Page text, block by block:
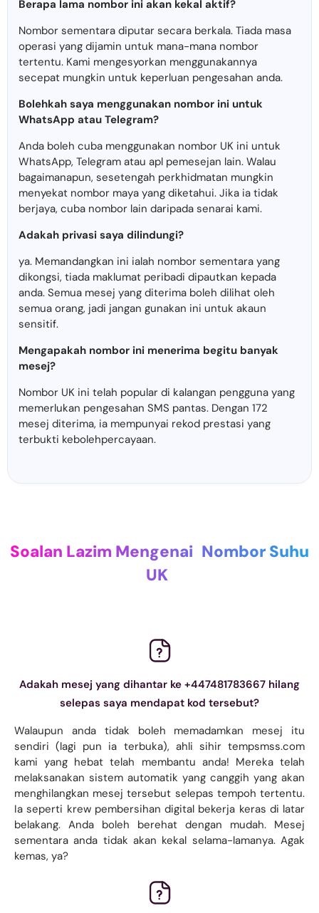
Berapa lama nombor ini akan kekal aktif?
Nombor sementara diputar secara berkala. Tiada masa
operasi yang dijamin untuk mana-mana nombor
tertentu. Kami mengesyorkan menggunakannya
secepat mungkin untuk keperluan pengesahan anda.
Bolehkah saya menggunakan nombor ini untuk
WhatsApp atau Telegram?
Anda boleh cuba menggunakan nombor UK ini untuk
WhatsApp, Telegram atau apl pemesejan lain. Walau
bagaimanapun, sesetengah perkhidmatan mungkin
menyekat nombor maya yang diketahui. Jika ia tidak
berjaya, cuba nombor lain daripada senarai kami.
Adakah privasi saya dilindungi?
ya. Memandangkan ini ialah nombor sementara yang
dikongsi, tiada maklumat peribadi dipautkan kepada
anda. Semua mesej yang diterima boleh dilihat oleh
semua orang, jadi jangan gunakan ini untuk akaun
sensitif.
Mengapakah nombor ini menerima begitu banyak
mesej?
Nombor UK ini telah popular di kalangan pengguna yang
memerlukan pengesahan SMS pantas. Dengan 172
mesej diterima, ia mempunyai rekod prestasi yang
terbukti kebolehpercayaan.
Soalan Lazim Mengenai Nombor Suhu
UK
Adakah mesej yang dihantar ke +447481783667 hilang
selepas saya mendapat kod tersebut?
Walaupun anda tidak boleh memadamkan mesej itu
sendiri (lagi pun ia terbuka), ahli sihir tempsmss.com
kami yang hebat telah membantu anda! Mereka telah
melaksanakan sistem automatik yang canggih yang akan
menghilangkan mesej tersebut selepas tempoh tertentu.
Ia seperti krew pembersihan digital bekerja keras di latar
belakang. Anda boleh berehat dengan mudah. Mesej
sementara anda tidak akan kekal selama-lamanya. Agak
kemas, ya?